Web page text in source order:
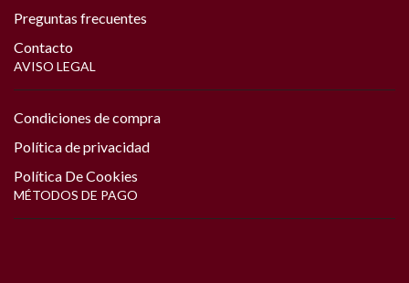
Preguntas frecuentes
Contacto
AVISO LEGAL
Condiciones de compra
Política de privacidad
Política De Cookies
MÉTODOS DE PAGO